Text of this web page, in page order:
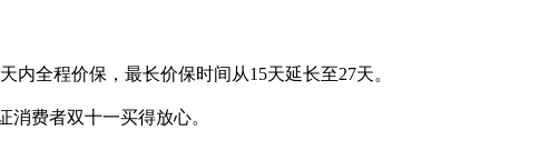
全程价保，最长价保时间从15天延长至27天。
费者双十一买得放心。